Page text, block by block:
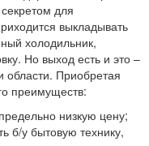
для
выкладывать
холодильник,
Но выход есть и это –
области. Приобретая
преимуществ:
низкую цену;
б/у бытовую технику,